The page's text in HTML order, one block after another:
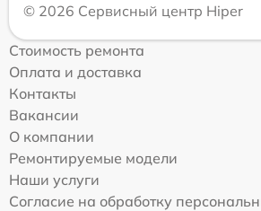
© 2026 Сервисный центр Hiper
Стоимость ремонта
Оплата и доставка
Контакты
Вакансии
О компании
Ремонтируемые модели
Наши услуги
Согласие на обработку